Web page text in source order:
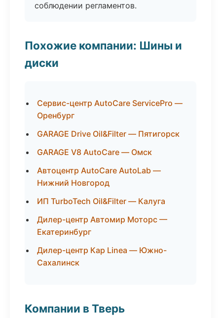
соблюдении регламентов.
Похожие компании: Шины и
диски
Сервис-центр AutoCare ServicePro —
Оренбург
GARAGE Drive Oil&Filter — Пятигорск
GARAGE V8 AutoCare — Омск
Автоцентр AutoCare AutoLab —
Нижний Новгород
ИП TurboTech Oil&Filter — Калуга
Дилер-центр Автомир Моторс —
Екатеринбург
Дилер-центр Кар Linea — Южно-
Сахалинск
Компании в Тверь